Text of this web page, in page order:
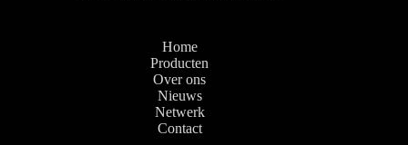
Home
Producten
Over ons
Nieuws
Netwerk
Contact